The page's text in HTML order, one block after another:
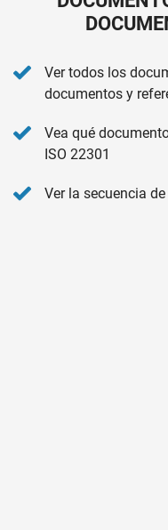
Ver todos los
documentos y
Vea qué
ISO 22301
Ver la secuencia